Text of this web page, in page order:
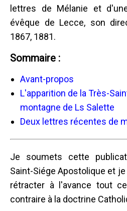
lettres de Mélanie et
évêque de Lecce, son
1867, 1881.
Sommaire :
Avant-propos
L'apparition de la Très-
montagne de Ls Salette
Deux lettres récentes de
Je soumets cette
Saint-Siége Apostolique et
rétracter à l'avance tout
contraire à la doctrine